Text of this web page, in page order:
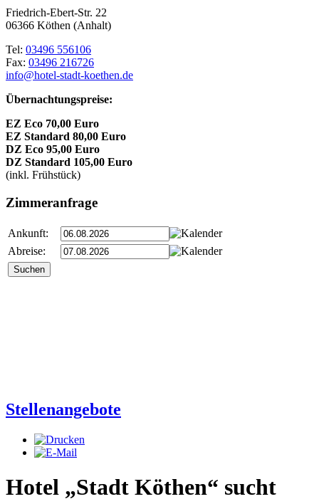
Friedrich-Ebert-Str. 22
06366 Köthen (Anhalt)
Tel: 03496 556106
Fax: 03496 216726
info@hotel-stadt-koethen.de
Übernachtungspreise:
EZ Eco 70,00 Euro
EZ Standard 80,00 Euro
DZ Eco 95,00 Euro
DZ Standard 105,00 Euro
(inkl. Frühstück)
Zimmeranfrage
Ankunft:
Abreise:
Stellenangebote
Hotel „Stadt Köthen“ sucht